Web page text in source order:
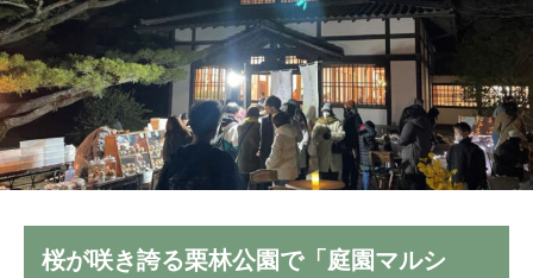
桜が咲き誇る栗林公園で「庭園マルシ